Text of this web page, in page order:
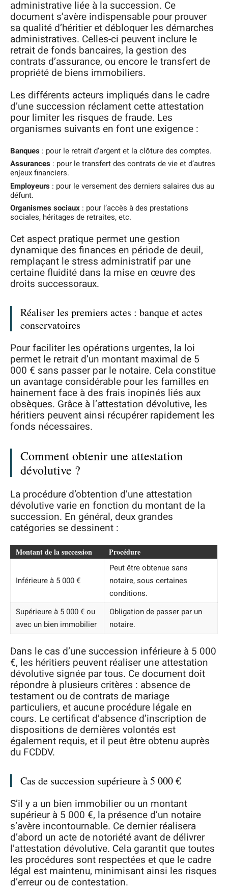
administrative liée à la succession. Ce
document s’avère indispensable pour prouver
sa qualité d’héritier et débloquer les démarches
administratives. Celles-ci peuvent inclure le
retrait de fonds bancaires, la gestion des
contrats d’assurance, ou encore le transfert de
propriété de biens immobiliers.
Les différents acteurs impliqués dans le cadre
d’une succession réclament cette attestation
pour limiter les risques de fraude. Les
organismes suivants en font une exigence :
Banques : pour le retrait d’argent et la clôture des comptes.
Assurances : pour le transfert des contrats de vie et d’autres
enjeux financiers.
Employeurs : pour le versement des derniers salaires dus au
défunt.
Organismes sociaux : pour l’accès à des prestations
sociales, héritages de retraites, etc.
Cet aspect pratique permet une gestion
dynamique des finances en période de deuil,
remplaçant le stress administratif par une
certaine fluidité dans la mise en œuvre des
droits successoraux.
Réaliser les premiers actes : banque et actes
conservatoires
Pour faciliter les opérations urgentes, la loi
permet le retrait d’un montant maximal de 5
000 € sans passer par le notaire. Cela constitue
un avantage considérable pour les familles en
hainement face à des frais inopinés liés aux
obsèques. Grâce à l’attestation dévolutive, les
héritiers peuvent ainsi récupérer rapidement les
fonds nécessaires.
Comment obtenir une attestation
dévolutive ?
La procédure d’obtention d’une attestation
dévolutive varie en fonction du montant de la
succession. En général, deux grandes
catégories se dessinent :
Montant de la succession Procédure
Inférieure à 5 000 €
Peut être obtenue sans
notaire, sous certaines
conditions.
Supérieure à 5 000 € ou
avec un bien immobilier
Obligation de passer par un
notaire.
Dans le cas d’une succession inférieure à 5 000
€, les héritiers peuvent réaliser une attestation
dévolutive signée par tous. Ce document doit
répondre à plusieurs critères : absence de
testament ou de contrats de mariage
particuliers, et aucune procédure légale en
cours. Le certificat d’absence d’inscription de
dispositions de dernières volontés est
également requis, et il peut être obtenu auprès
du FCDDV.
Cas de succession supérieure à 5 000 €
S’il y a un bien immobilier ou un montant
supérieur à 5 000 €, la présence d’un notaire
s’avère incontournable. Ce dernier réalisera
d’abord un acte de notoriété avant de délivrer
l’attestation dévolutive. Cela garantit que toutes
les procédures sont respectées et que le cadre
légal est maintenu, minimisant ainsi les risques
d’erreur ou de contestation.